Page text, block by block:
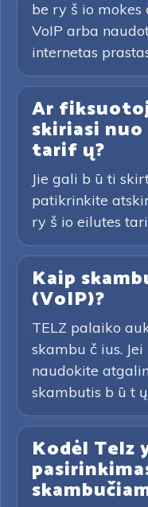
be ry š io mokes
VoIP arba
internetas
Ar
skiriasi
tarif ų?
Jie gali b ū ti
patikrinkite
ry š io eilutes
Kaip
(VoIP)?
TELZ palaiko
skambu č ius.
naudokite
skambutis b ū t
Kodėl Telz